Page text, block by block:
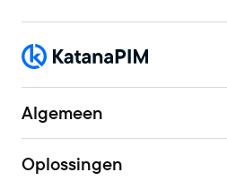
Algemeen
Oplossingen